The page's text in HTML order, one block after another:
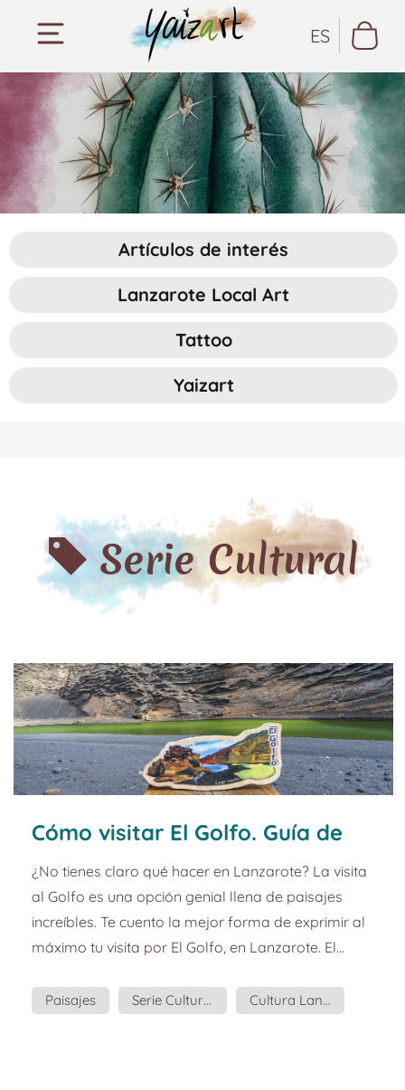
ES
Artículos de interés
Lanzarote Local Art
Tattoo
Yaizart
Serie Cultural
Cómo visitar El Golfo. Guía de
turismo y planazos de
Lanzarote.
¿No tienes claro qué hacer en Lanzarote? La visita
al Golfo es una opción genial llena de paisajes
increíbles. Te cuento la mejor forma de exprimir al
máximo tu visita por El Golfo, en Lanzarote. El
del parque natural de Timanfaya, al sur de
Paisajes Serie Cultural Cultura Lanzarote